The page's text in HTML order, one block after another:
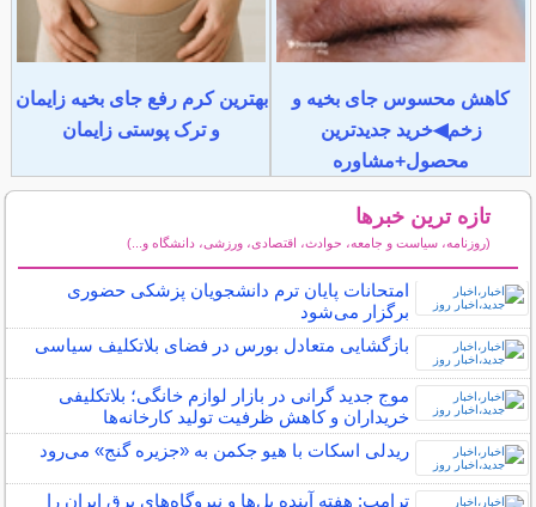
کاهش محسوس جای بخیه و
زخم◀خرید جدیدترین
محصول+مشاوره
بهترین کرم رفع جای بخیه زایمان
و ترک پوستی زایمان
تازه ترین خبرها
(روزنامه، سیاست و جامعه، حوادث، اقتصادی، ورزشی، دانشگاه و...)
امتحانات پایان ترم دانشجویان پزشکی حضوری
برگزار می‌شود
بازگشایی متعادل بورس در فضای بلاتکلیف سیاسی
موج جدید گرانی در بازار لوازم خانگی؛ بلاتکلیفی
خریداران و کاهش ظرفیت تولید کارخانه‌ها
ریدلی اسکات با هیو جکمن به «جزیره گنج» می‌رود
ترامپ: هفته آینده پل‌ها و نیروگاه‌های برق ایران را